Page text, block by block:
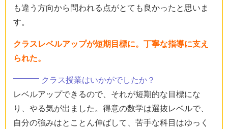
も違う方向から問われる点がとても良かったと思いま
す。
クラスレベルアップが短期目標に。丁寧な指導に支え
られた。
クラス授業はいかがでしたか？
レベルアップできるので、それが短期的な目標にな
り、やる気が出ました。得意の数学は選抜レベルで、
自分の強みはとことん伸ばして、苦手な科目はゆっく